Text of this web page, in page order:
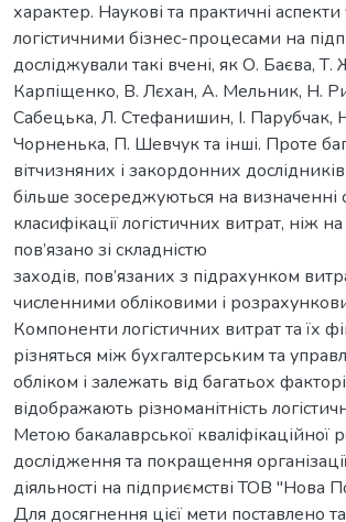
характер. Наукові та практичні
логістичними бізнес-процесами на
досліджували такі вчені, як О. Баєва,
Карпіщенко, В. Лєхан, А. Мельник, Н.
Сабецька, Л. Стефанишин, І. Парубчак,
Чорненька, П. Шевчук та інші. Проте
вітчизняних і закордонних
більше зосереджуються на визначенні
класифікації логістичних витрат, ніж
пов’язано зі складністю
заходів, пов’язаних з підрахунком
численними обліковими і
Компоненти логістичних витрат та їх
різняться між бухгалтерським та
обліком і залежать від багатьох
відображають різноманітність
Метою бакалаврської кваліфікаційної
дослідження та покращення організації
діяльності на підприємстві ТОВ "Нова
Для досягнення цієї мети поставлено